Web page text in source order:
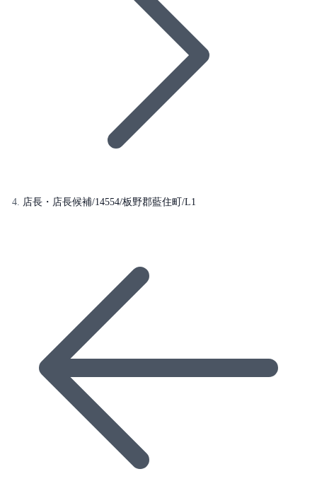
店長・店長候補/14554/板野郡藍住町/L1